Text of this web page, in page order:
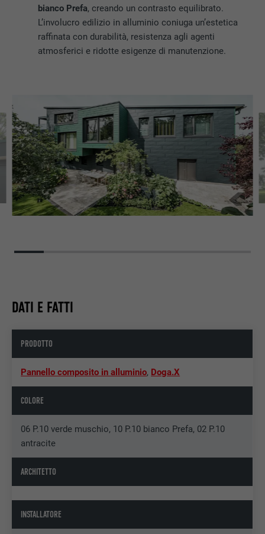
bianco Prefa, creando un contrasto equilibrato.
L’involucro edilizio in alluminio coniuga un’estetica
raffinata con durabilità, resistenza agli agenti
atmosferici e ridotte esigenze di manutenzione.
DATI E FATTI
PRODOTTO
Pannello composito in alluminio, Doga.X
COLORE
06 P.10 verde muschio, 10 P.10 bianco Prefa, 02 P.10
antracite
ARCHITETTO
INSTALLATORE